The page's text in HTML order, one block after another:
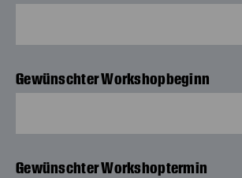
Gewünschter Workshopbeginn
Gewünschter Workshoptermin